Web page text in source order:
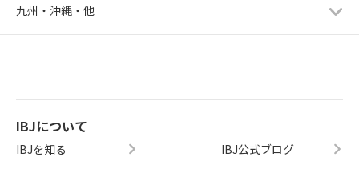
九州・沖縄・他
IBJについて
IBJを知る IBJ公式ブログ